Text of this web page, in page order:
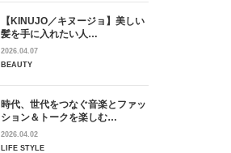
【KINUJO／キヌージョ】美しい
髪を手に入れたい人…
2026.04.07
BEAUTY
時代、世代をつなぐ音楽とファッ
ション＆トークを楽しむ…
2026.04.02
LIFE STYLE